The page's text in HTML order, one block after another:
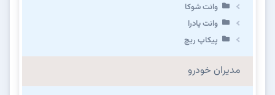
وانت شوکا
وانت پادرا
پیکاپ ریچ
مدیران خودرو